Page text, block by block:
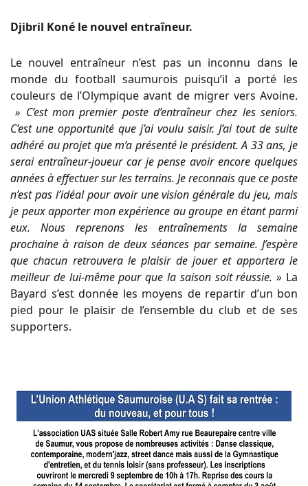
Djibril Koné le nouvel entraîneur.
Le nouvel entraîneur n’est pas un inconnu dans le
monde du football saumurois puisqu’il a porté les
couleurs de l’Olympique avant de migrer vers Avoine.
» C’est mon premier poste d’entraîneur chez les seniors.
C’est une opportunité que j’ai voulu saisir. J’ai tout de suite
adhéré au projet que m’a présenté le président. A 33 ans, je
serai entraîneur-joueur car je pense avoir encore quelques
années à effectuer sur les terrains. Je reconnais que ce poste
n’est pas l’idéal pour avoir une vision générale du jeu, mais
je peux apporter mon expérience au groupe en étant parmi
eux. Nous reprenons les entraînements la semaine
prochaine à raison de deux séances par semaine. J’espère
que chacun retrouvera le plaisir de jouer et apportera le
meilleur de lui-même pour que la saison soit réussie. » La
Bayard s’est donnée les moyens de repartir d’un bon
pied pour le plaisir de l’ensemble du club et de ses
supporters.